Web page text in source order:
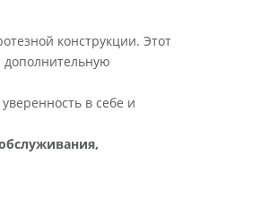
конструкции. Этот
дополнительную
в себе и